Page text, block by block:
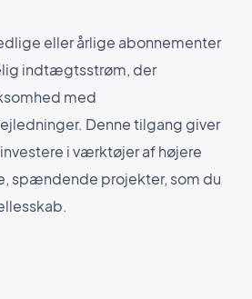
eller årlige abonnementer
indtægtsstrøm, der
med
Denne tilgang giver
i værktøjer af højere
spændende projekter, som du